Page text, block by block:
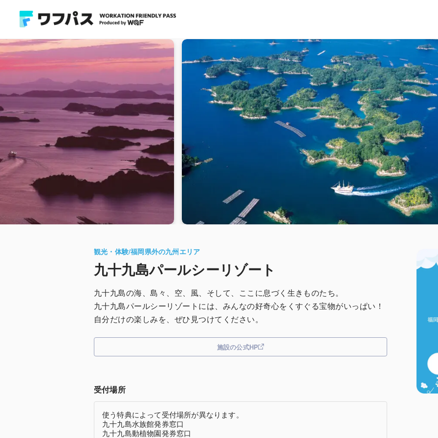
観光・体験/福岡県外の九州エリア
九十九島パールシーリゾート
九十九島の海、島々、空、風、そして、ここに息づく生きものたち。
九十九島パールシーリゾートには、みんなの好奇心をくすぐる宝物がいっぱい！
自分だけの楽しみを、ぜひ見つけてください。
施設の公式HP
受付場所
使う特典によって受付場所が異なります。
九十九島水族館発券窓口
九十九島動植物園発券窓口